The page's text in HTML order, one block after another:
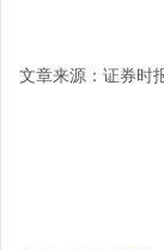
文章来源：证券时